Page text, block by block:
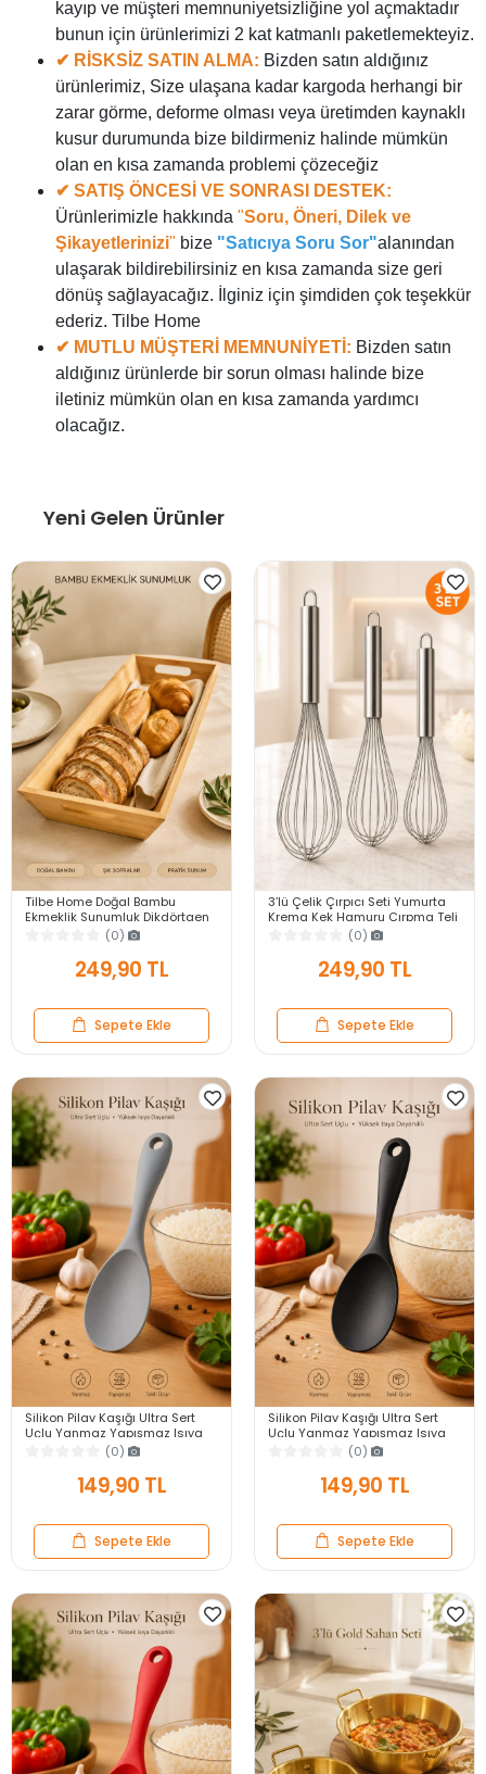
kayıp ve müşteri memnuniyetsizliğine yol açmaktadır
bunun için ürünlerimizi 2 kat katmanlı paketlemekteyiz.
✔ RİSKSİZ SATIN ALMA: Bizden satın aldığınız
ürünlerimiz, Size ulaşana kadar kargoda herhangi bir
zarar görme, deforme olması veya üretimden kaynaklı
kusur durumunda bize bildirmeniz halinde mümkün
olan en kısa zamanda problemi çözeceğiz
✔ SATIŞ ÖNCESİ VE SONRASI DESTEK:
Ürünlerimizle hakkında "Soru, Öneri, Dilek ve
Şikayetlerinizi" bize "Satıcıya Soru Sor"alanından
ulaşarak bildirebilirsiniz en kısa zamanda size geri
dönüş sağlayacağız. İlginiz için şimdiden çok teşekkür
ederiz. Tilbe Home
✔ MUTLU MÜŞTERİ MEMNUNİYETİ: Bizden satın
aldığınız ürünlerde bir sorun olması halinde bize
iletiniz mümkün olan en kısa zamanda yardımcı
olacağız.
Yeni Gelen Ürünler
Tilbe Home Doğal Bambu
Ekmeklik Sunumluk Dikdörtgen
Kahvaltı ve Servis Sepeti
(0)
249,90 TL
Sepete Ekle
3’lü Çelik Çırpıcı Seti Yumurta
Krema Kek Hamuru Çırpma Teli
Pratik Sos Karıştırıcı Mutfak Teli
(0)
249,90 TL
Sepete Ekle
Silikon Pilav Kaşığı Ultra Sert
Uçlu Yanmaz Yapışmaz Isıya
Dayanıklı Gri Servis Yemek
(0)
149,90 TL
Sepete Ekle
Silikon Pilav Kaşığı Ultra Sert
Uçlu Yanmaz Yapışmaz Isıya
Dayanıklı Siyah Servis Yemek
(0)
149,90 TL
Sepete Ekle